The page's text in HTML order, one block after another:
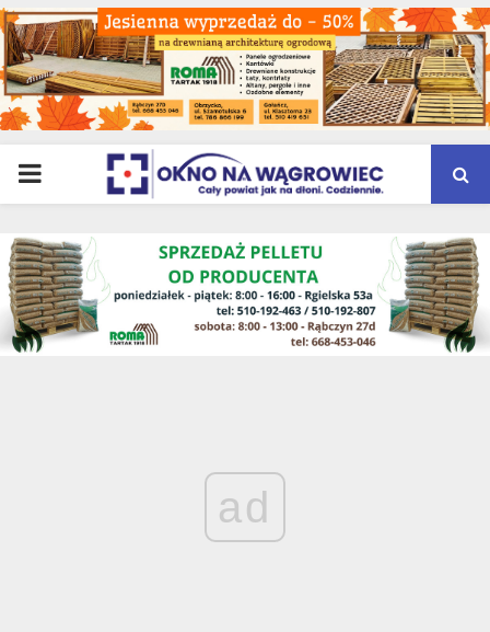
PRIMARY
MENU
ad